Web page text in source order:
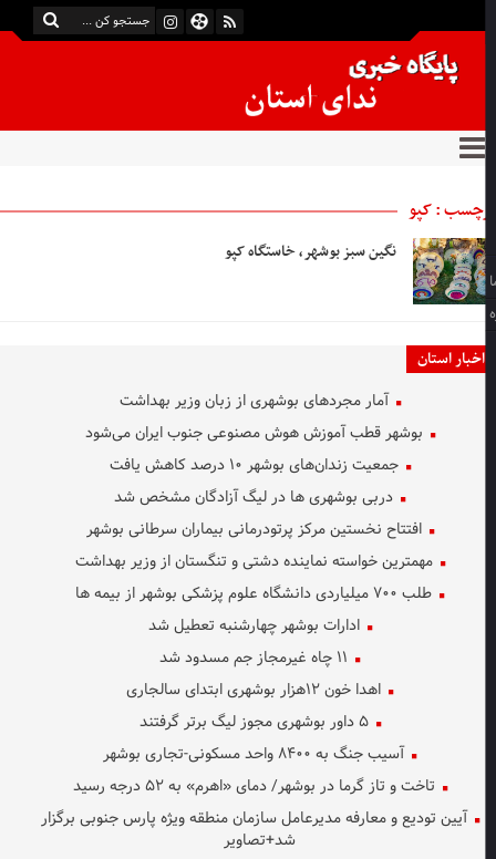
: کپو
نگین سبز بوشهر، خاستگاه کپو
اخبار استان
آمار مجردهای بوشهری از زبان وزیر بهداشت
بوشهر قطب آموزش هوش مصنوعی جنوب ایران می‌شود
جمعیت زندان‌های بوشهر ۱۰ درصد کاهش یافت
دربی بوشهری ها در لیگ آزادگان مشخص شد
افتتاح نخستین مرکز پرتودرمانی بیماران سرطانی بوشهر
مهمترین خواسته نماینده دشتی و تنگستان از وزیر بهداشت
طلب ۷۰۰ میلیاردی دانشگاه علوم پزشکی بوشهر از بیمه ها
ادارات بوشهر چهارشنبه تعطیل شد
۱۱ چاه غیرمجاز جم مسدود شد
اهدا خون ۱۲هزار بوشهری ابتدای سالجاری
۵ داور بوشهری مجوز لیگ برتر گرفتند
آسیب جنگ به ۸۴۰۰ واحد مسکونی-تجاری بوشهر
تاخت و تاز گرما در بوشهر/ دمای «اهرم» به ۵۲ درجه رسید
آیین تودیع و معارفه مدیرعامل سازمان منطقه ویژه پارس جنوبی برگزار
شد+تصاویر